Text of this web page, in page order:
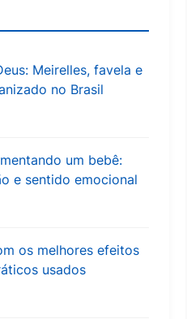
Meirelles, favela e
no Brasil
um bebê:
e sentido emocional
os melhores efeitos
usados